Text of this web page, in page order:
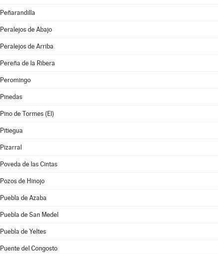
Peñarandilla
Peralejos de Abajo
Peralejos de Arriba
Pereña de la Ribera
Peromingo
Pinedas
Pino de Tormes (El)
Pitiegua
Pizarral
Poveda de las Cintas
Pozos de Hinojo
Puebla de Azaba
Puebla de San Medel
Puebla de Yeltes
Puente del Congosto